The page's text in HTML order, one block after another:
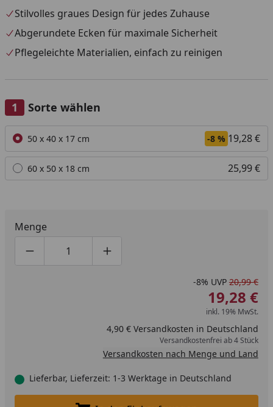
Stilvolles graues Design für jedes Zuhause
Abgerundete Ecken für maximale Sicherheit
Pflegeleichte Materialien, einfach zu reinigen
Sorte wählen
Alle anzeigen (2)
50 x 40 x 17 cm -8 % 19,28 €
60 x 50 x 18 cm 25,99 €
Menge
Produktmenge um eins verringern
Produktmenge manuell eingeben
Produktmenge um eins erhöhen
-8% UVP 20,99 €
19,28 €
inkl. 19% MwSt.
4,90 € Versandkosten in Deutschland
Versandkostenfrei ab 4 Stück
Versandkosten nach Menge und Land
Lieferbar, Lieferzeit: 1-3 Werktage in Deutschland